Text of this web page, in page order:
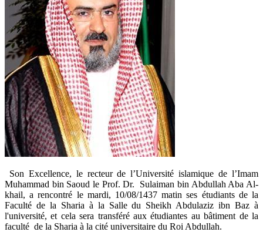
​Son Excellence, le recteur de l’Université islamique de l’Imam
Muhammad bin Saoud le Prof. Dr. Sulaiman bin Abdullah Aba Al-
khail, a rencontré le mardi, 10/08/1437 matin ses étudiants de la
Faculté de la Sharia à la Salle du Sheikh Abdulaziz ibn Baz à
l'université, et cela sera transféré aux étudiantes au bâtiment de la
faculté de la Sharia à la cité universitaire du Roi Abdullah.